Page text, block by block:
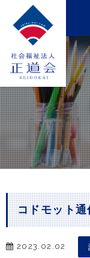
コドモット
2023.02.02